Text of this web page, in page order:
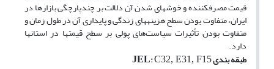
قیمت مصرف­کننده و خوشه­ای شدن آن دلالت بر چندپارچگی بازارها در
ایران، متفاوت بودن سطح هزینه­های زندگی و پایداری آن در طول زمان و
متفاوت بودن تأثیرات سیاست‌های پولی بر سطح قیمت­ها در استان­ها
دارد.
طبقه بندی
JEL:C32, E31, F15